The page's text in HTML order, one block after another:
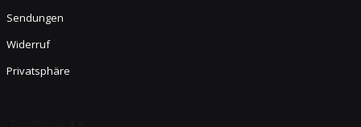
Sendungen
Widerruf
Privatsphäre